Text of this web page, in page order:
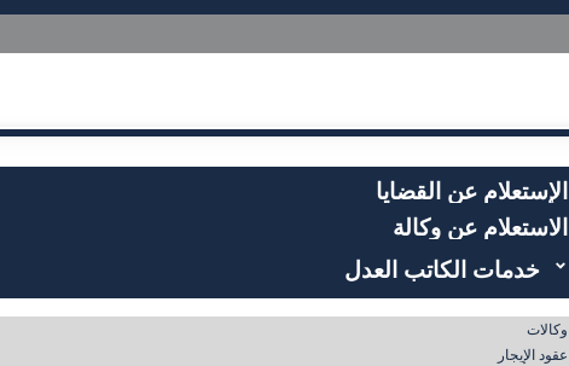
الإستعلام عن القضايا
الاستعلام عن وكالة
خدمات الكاتب العدل
وكالات
عقود الإيجار